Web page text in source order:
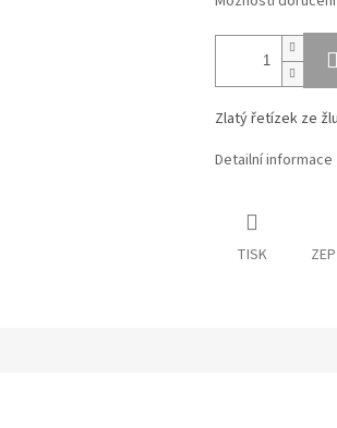
Zlatý řetízek ze
Detailní informace
TISK